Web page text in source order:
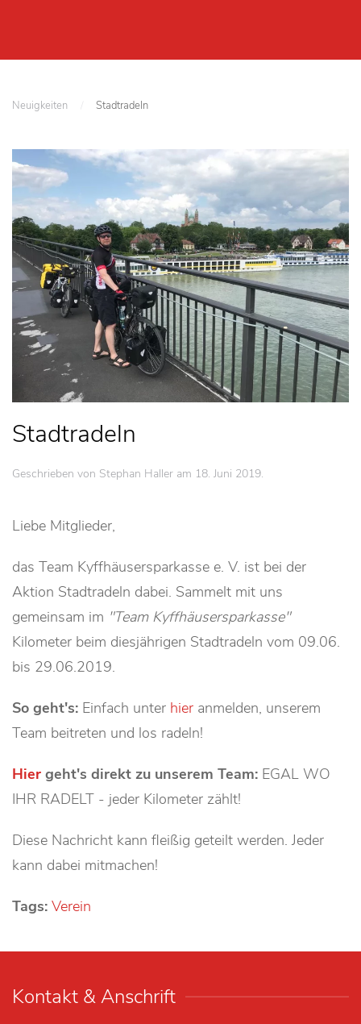
Neuigkeiten Stadtradeln
Stadtradeln
Geschrieben von Stephan Haller am 18. Juni 2019.
Liebe Mitglieder,
das Team Kyffhäusersparkasse e. V. ist bei der
Aktion Stadtradeln dabei. Sammelt mit uns
gemeinsam im Team Kyffhäusersparkasse
Kilometer beim diesjährigen Stadtradeln vom 09.06.
bis 29.06.2019.
So geht's: Einfach unter hier anmelden, unserem
Team beitreten und los radeln!
Hier geht's direkt zu unserem Team: EGAL WO
IHR RADELT - jeder Kilometer zählt!
Diese Nachricht kann fleißig geteilt werden. Jeder
kann dabei mitmachen!
Tags: Verein
Kontakt & Anschrift